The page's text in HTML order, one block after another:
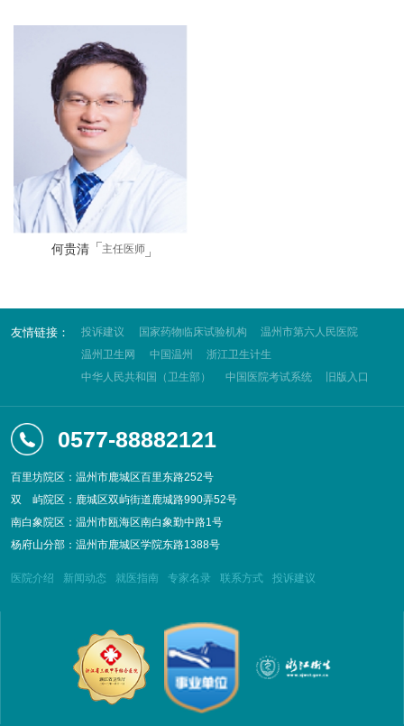
何贵清 主任医师
友情链接： 投诉建议 国家药物临床试验机构
温州市第六人民医院
温州卫生网
中国温州
浙江卫生计生
中华人民共和国（卫生部）
中国医院考试系统 旧版入口
0577-88882121
百里坊院区：温州市鹿城区百里东路252号
双
屿院区：鹿城区双屿街道鹿城路990弄52号
南白象院区：温州市瓯海区南白象勤中路1号
杨府山分部：温州市鹿城区学院东路1388号
医院介绍 新闻动态 就医指南 专家名录 联系方式 投诉建议